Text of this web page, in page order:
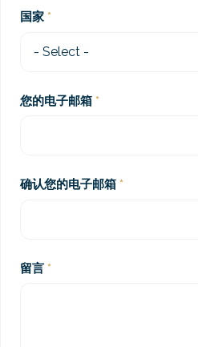
国家
您的电子邮箱
确认您的电子邮箱
留言